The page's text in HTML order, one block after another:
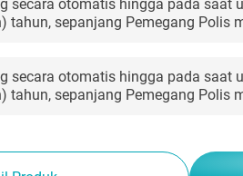
secara otomatis hingga pada saat
tahun, sepanjang Pemegang Polis
secara otomatis hingga pada saat
tahun, sepanjang Pemegang Polis